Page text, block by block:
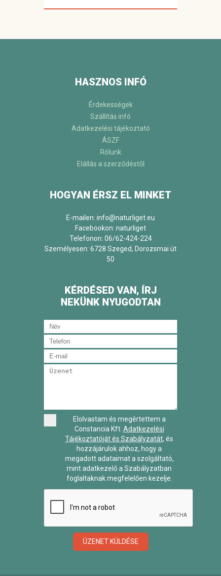
HASZNOS INFÓ
Érdekességek
Szállítás infó
Adatkezelési tájékoztató
ÁSZF
Rólunk
Elállás a szerződéstől
HOGYAN ÉRSZ EL MINKET
E-mailen: info@naturliget.eu
Facebookon: naturliget
Telefonon: 06/62-424-224
Személyesen: 6728 Szeged, Dorozsmai út
50
KÉRDÉSED VAN, ÍRJ
NEKÜNK NYUGODTAN
Elolvastam és megértettem a
Constancia Kft. Adatkezelési
Tájékoztatóját és Szabályzatát, és
hozzájárulok ahhoz, hogy a
megadott adataimat a szolgáltató,
mint adatkezelő a Szabályzatban
foglaltaknak megfelelően kezelje.
ÜZENET KÜLDÉSE